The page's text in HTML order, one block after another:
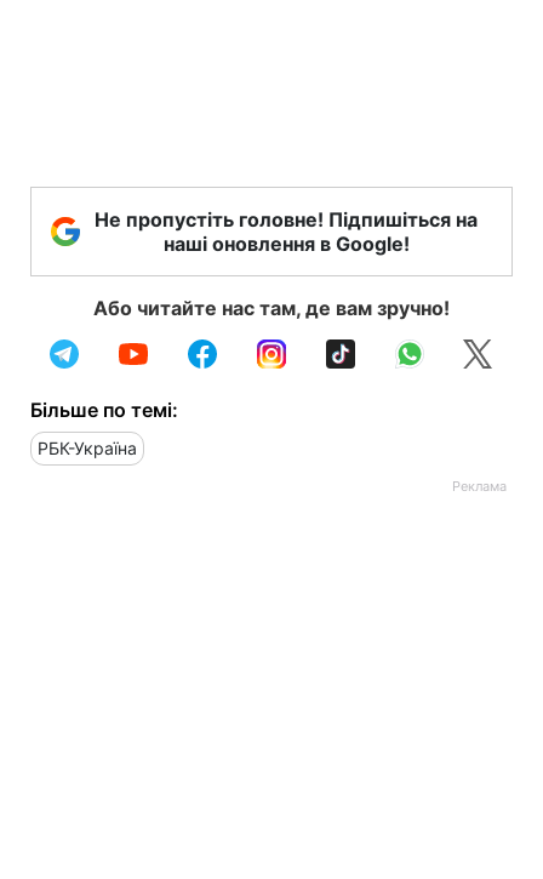
Не пропустіть головне! Підпишіться на
наші оновлення в Google!
Або читайте нас там, де вам зручно!
Більше по темі:
РБК-Україна